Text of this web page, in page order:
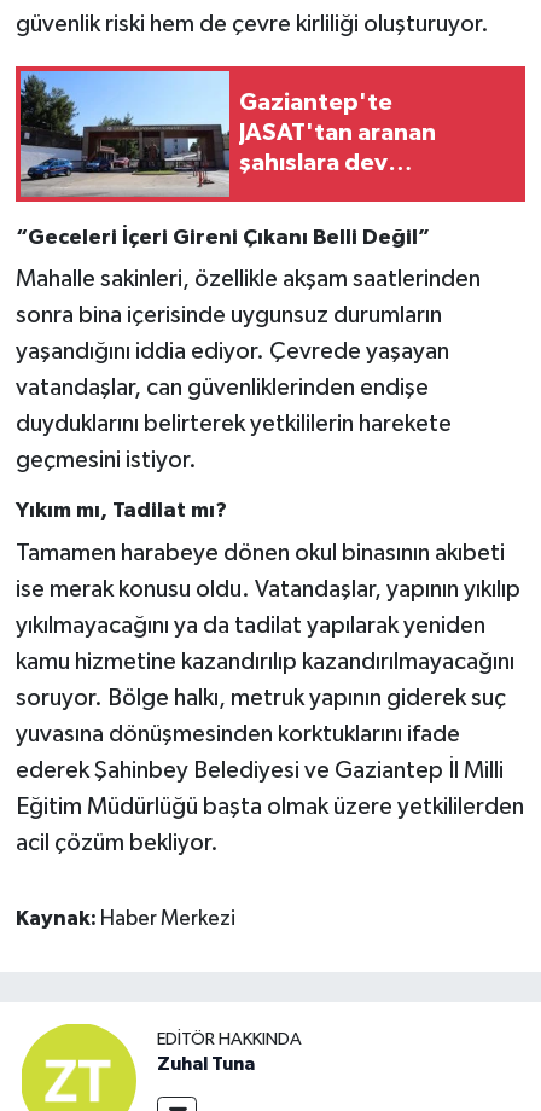
güvenlik riski hem de çevre kirliliği oluşturuyor.
Gaziantep'te
JASAT'tan aranan
şahıslara dev
“Geceleri İçeri Gireni Çıkanı Belli Değil”
Mahalle sakinleri, özellikle akşam saatlerinden
sonra bina içerisinde uygunsuz durumların
yaşandığını iddia ediyor. Çevrede yaşayan
vatandaşlar, can güvenliklerinden endişe
duyduklarını belirterek yetkililerin harekete
geçmesini istiyor.
Yıkım mı, Tadilat mı?
Tamamen harabeye dönen okul binasının akıbeti
ise merak konusu oldu. Vatandaşlar, yapının yıkılıp
yıkılmayacağını ya da tadilat yapılarak yeniden
kamu hizmetine kazandırılıp kazandırılmayacağını
soruyor. Bölge halkı, metruk yapının giderek suç
yuvasına dönüşmesinden korktuklarını ifade
ederek Şahinbey Belediyesi ve Gaziantep İl Milli
Eğitim Müdürlüğü başta olmak üzere yetkililerden
acil çözüm bekliyor.
Kaynak: Haber Merkezi
EDITÖR HAKKINDA
Zuhal Tuna
Türkiye
Yaşam
Yeme-İçme
Yemek